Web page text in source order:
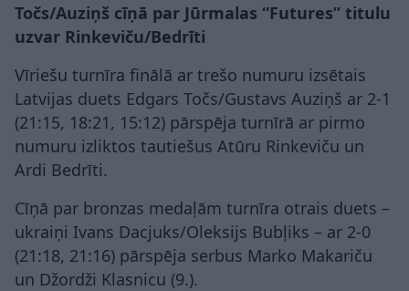
Točs/Auziņš cīņā par Jūrmalas “Futures” titulu
uzvar Rinkeviču/Bedrīti
Vīriešu turnīra finālā ar trešo numuru izsētais
Latvijas duets Edgars Točs/Gustavs Auziņš ar 2-1
(21:15, 18:21, 15:12) pārspēja turnīrā ar pirmo
numuru izliktos tautiešus Atūru Rinkeviču un
Ardi Bedrīti.
Cīņā par bronzas medaļām turnīra otrais duets –
ukraiņi Ivans Dacjuks/Oleksijs Bubļiks – ar 2-0
(21:18, 21:16) pārspēja serbus Marko Makariču
un Džordži Klasnicu (9.).